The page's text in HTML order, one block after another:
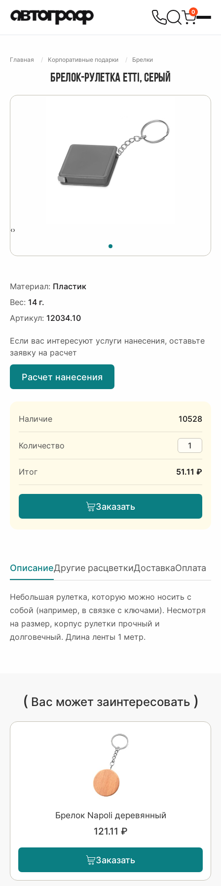
0
Главная Корпоративные подарки Брелки
БРЕЛОК-РУЛЕТКА ETTI, СЕРЫЙ
‹›
Материал: Пластик
Вес: 14 г.
Артикул: 12034.10
Если вас интересуют услуги нанесения, оставьте
заявку на расчет
Расчет нанесения
Наличие 10528
Количество
Итог 51.11 ₽
Заказать
ОписаниеДругие расцветкиДоставкаОплата
Небольшая рулетка, которую можно носить с
собой (например, в связке с ключами). Несмотря
на размер, корпус рулетки прочный и
долговечный. Длина ленты 1 метр.
( Вас может заинтересовать )
Брелок Napoli деревянный
121.11 ₽
Заказать